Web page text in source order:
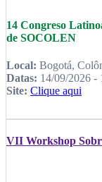
14 Congreso
de SOCOLEN
Local: Bogotá,
Datas: 14/09/2026 -
Site: Clique aqui
VII Workshop